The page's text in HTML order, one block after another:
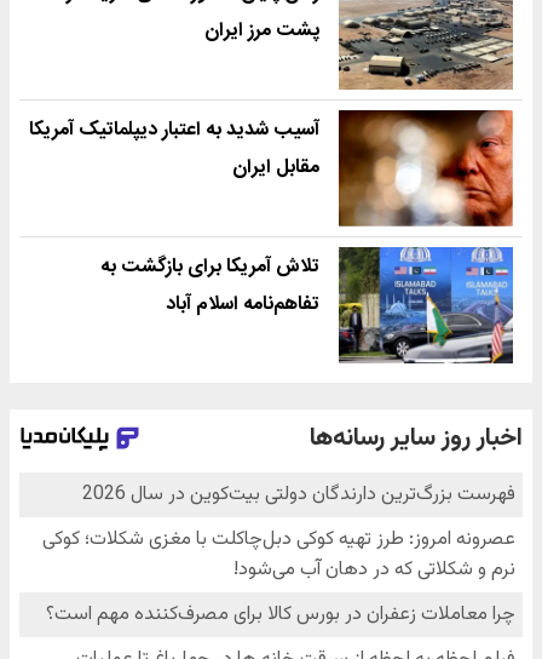
پشت مرز ایران
آسیب شدید به اعتبار دیپلماتیک آمریکا
مقابل ایران
تلاش آمریکا برای بازگشت به
تفاهم‌نامه اسلام آباد